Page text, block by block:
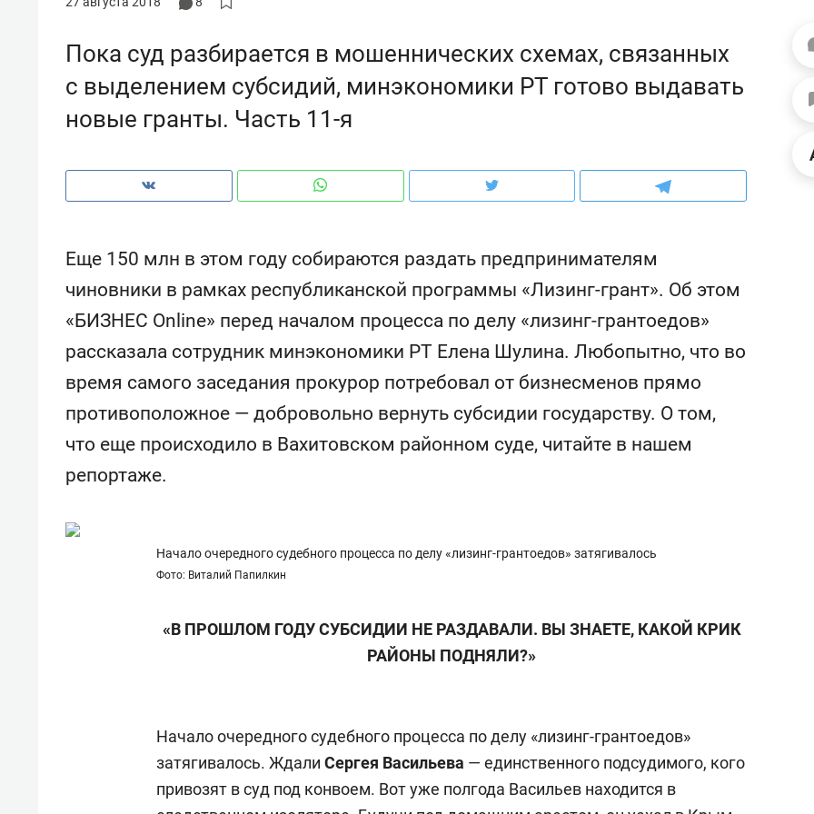
Пока суд разбирается в мошеннических схемах, связанных
с выделением субсидий, минэкономики РТ готово выдавать
новые гранты. Часть 11-я
Еще 150 млн в этом году собираются раздать предпринимателям
чиновники в рамках республиканской программы «Лизинг-грант». Об этом
«БИЗНЕС Online» перед началом процесса по делу «лизинг-грантоедов»
рассказала сотрудник минэкономики РТ Елена Шулина. Любопытно, что во
время самого заседания прокурор потребовал от бизнесменов прямо
противоположное — добровольно вернуть субсидии государству. О том,
что еще происходило в Вахитовском районном суде, читайте в нашем
репортаже.
Начало очередного судебного процесса по делу «лизинг-грантоедов» затягивалось
Фото: Виталий Папилкин
«В ПРОШЛОМ ГОДУ СУБСИДИИ НЕ РАЗДАВАЛИ. ВЫ ЗНАЕТЕ, КАКОЙ КРИК
РАЙОНЫ ПОДНЯЛИ?»
Начало очередного судебного процесса по делу «лизинг-грантоедов»
затягивалось. Ждали Сергея Васильева — единственного подсудимого, кого
привозят в суд под конвоем. Вот уже полгода Васильев находится в
Рекомендуем
Оставить шум за волной: как
строят тишину в казанском
Рекомендуем
Психотерапевт «Фороса»:
«Директорский невроз» –
когда человек не считает
свою сверхнагрузку
стрессом»
Рекомендуем
Дизайнер-прораб
Наседкина: «Ремонт
с мебелью за 2
для меня это